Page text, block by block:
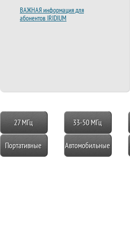
ВАЖНАЯ информация для
абонентов IRIDIUM
27 МГц 33-50 МГц
Портативные Автомобильные